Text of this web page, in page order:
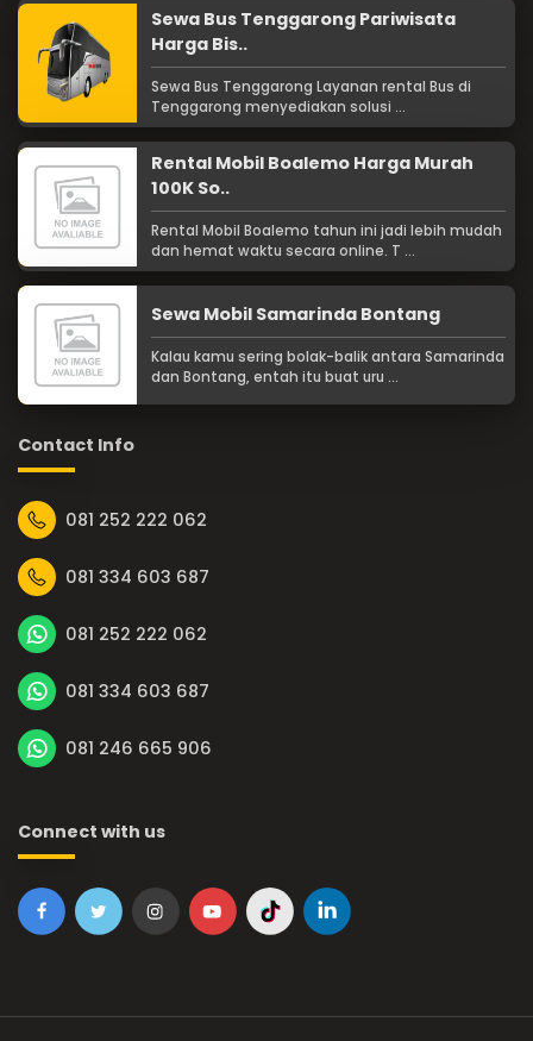
Sewa Bus Tenggarong Pariwisata
Harga Bis..
Sewa Bus Tenggarong Layanan rental Bus di
Tenggarong menyediakan solusi ...
Rental Mobil Boalemo Harga Murah
100K So..
Rental Mobil Boalemo tahun ini jadi lebih mudah
dan hemat waktu secara online. T ...
Sewa Mobil Samarinda Bontang
Kalau kamu sering bolak-balik antara Samarinda
dan Bontang, entah itu buat uru ...
Contact Info
081 252 222 062
081 334 603 687
081 252 222 062
081 334 603 687
081 246 665 906
Connect with us